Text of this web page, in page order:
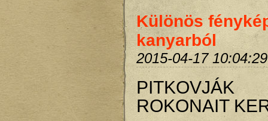
Különös
kanyarból
2015-04-17 10:04:29
ROKONAIT